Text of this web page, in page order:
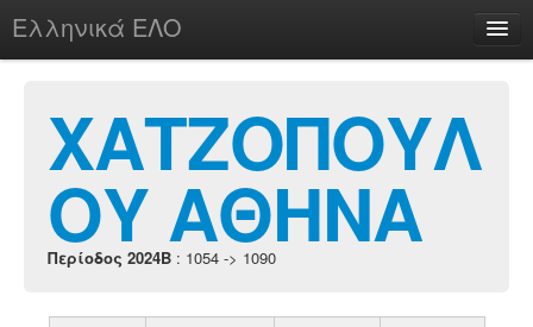
Ελληνικά ΕΛΟ
chesstu.be @ discord
Login
ΧΑΤΖΟΠΟΥΛ
ΟΥ ΑΘΗΝΑ
Περίοδος 2024B : 1054 -> 1090